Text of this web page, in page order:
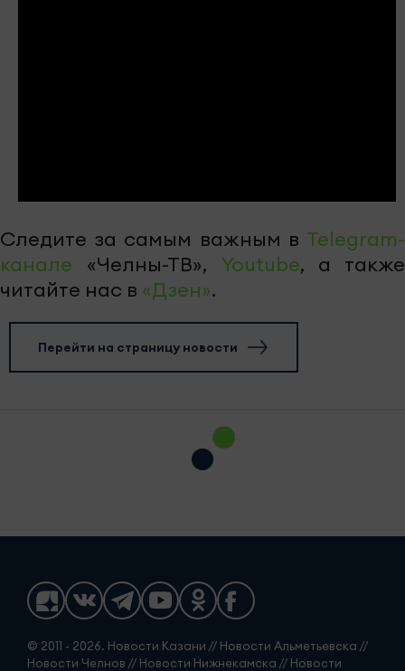
Следите за самым важным в Telegram-
канале «Челны-ТВ», Youtube, а также
читайте нас в «Дзен».
Перейти на страницу новости
© 2011 - 2026. Новости Казани // Новости Альметьевска //
Новости Челнов // Новости Нижнекамска // Новости